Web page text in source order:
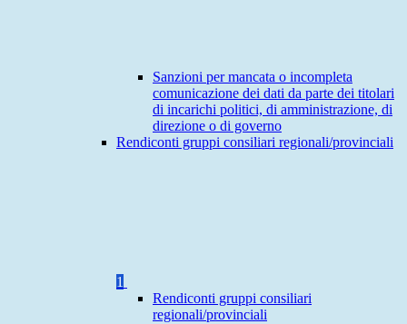
Sanzioni per mancata o incompleta
comunicazione dei dati da parte dei titolari
di incarichi politici, di amministrazione, di
direzione o di governo
Rendiconti gruppi consiliari regionali/provinciali
1
Rendiconti gruppi consiliari
regionali/provinciali